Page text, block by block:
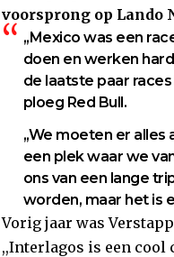
voorsprong op
,,Mexico was een
doen en werken
de laatste paar
ploeg Red Bull.
,,We moeten er
een plek waar we
ons van een lange
worden, maar het is
Vorig jaar was
,,Interlagos is een